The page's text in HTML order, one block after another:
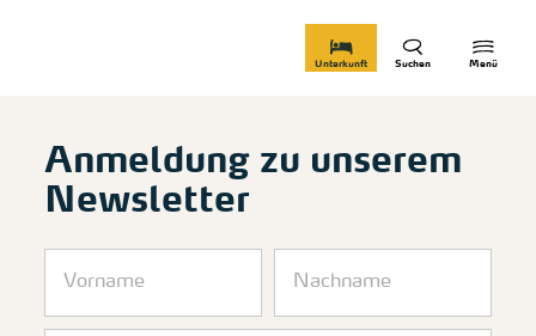
Menü
Suchen
Unterkunft
Anmeldung zu unserem
Newsletter